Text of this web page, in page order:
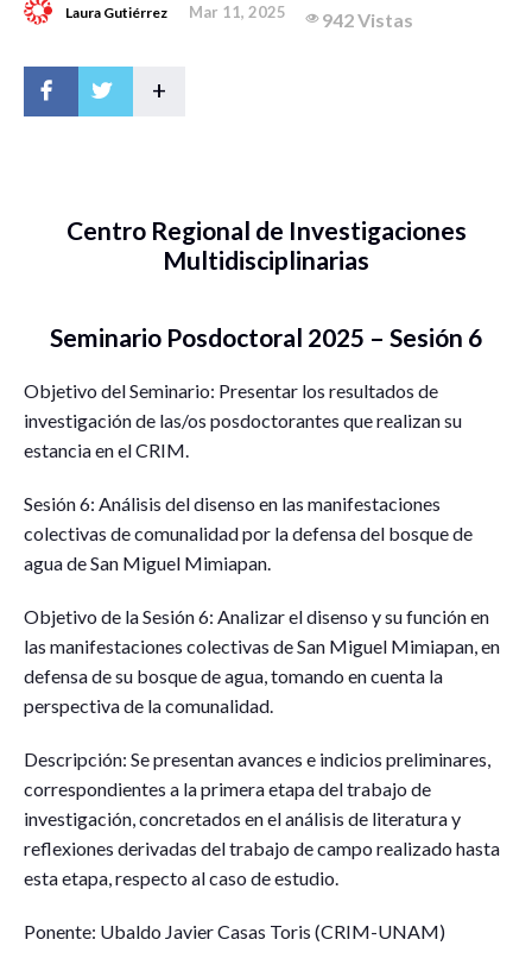
Laura Gutiérrez Mar 11, 2025 942 Vistas
+
Centro Regional de Investigaciones
Multidisciplinarias
Seminario Posdoctoral 2025 – Sesión 6
Objetivo del Seminario: Presentar los resultados de
investigación de las/os posdoctorantes que realizan su
estancia en el CRIM.
Sesión 6: Análisis del disenso en las manifestaciones
colectivas de comunalidad por la defensa del bosque de
agua de San Miguel Mimiapan.
Objetivo de la Sesión 6: Analizar el disenso y su función en
las manifestaciones colectivas de San Miguel Mimiapan, en
defensa de su bosque de agua, tomando en cuenta la
perspectiva de la comunalidad.
Descripción: Se presentan avances e indicios preliminares,
correspondientes a la primera etapa del trabajo de
investigación, concretados en el análisis de literatura y
reflexiones derivadas del trabajo de campo realizado hasta
esta etapa, respecto al caso de estudio.
Ponente: Ubaldo Javier Casas Toris (CRIM-UNAM)